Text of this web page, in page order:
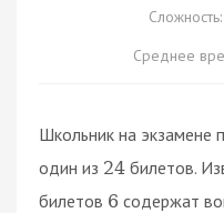
Сложность:
Среднее
Школьник на экзамене
один из 24 билетов.
билетов 6 содержат